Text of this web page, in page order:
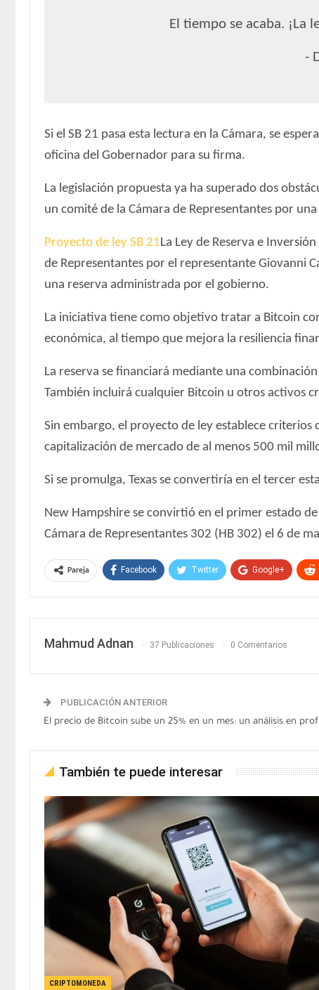
El tiempo se acaba. ¡La
-
Si el SB 21 pasa esta lectura en la Cámara, se
oficina del Gobernador para su firma.
La legislación propuesta ya ha superado dos
un comité de la Cámara de Representantes por
Proyecto de ley SB 21La Ley de Reserva e
de Representantes por el representante Giovanni
una reserva administrada por el gobierno.
La iniciativa tiene como objetivo tratar a Bitcoin
económica, al tiempo que mejora la resiliencia
La reserva se financiará mediante una
También incluirá cualquier Bitcoin u otros activos
Sin embargo, el proyecto de ley establece
capitalización de mercado de al menos 500 mil
Si se promulga, Texas se convertiría en el tercer
New Hampshire se convirtió en el primer estado
Cámara de Representantes 302 (HB 302) el 6 de
Pareja Facebook Twitter Google+
Mahmud Adnan 37 Publicaciones 0 Comentarios
PUBLICACIÓN ANTERIOR
El precio de Bitcoin sube un 25% en un mes: un análisis en
También te puede interesar
CRIPTOMONEDA